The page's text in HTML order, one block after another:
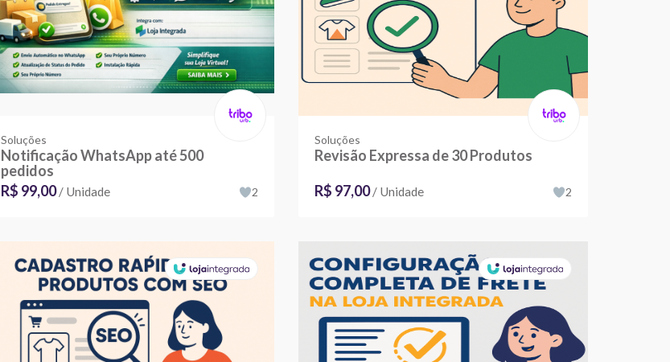
Soluções
Notificação WhatsApp até 500
pedidos
R$ 99,00/ Unidade 2
Soluções
Revisão Expressa de 30 Produtos
R$ 97,00/ Unidade 2